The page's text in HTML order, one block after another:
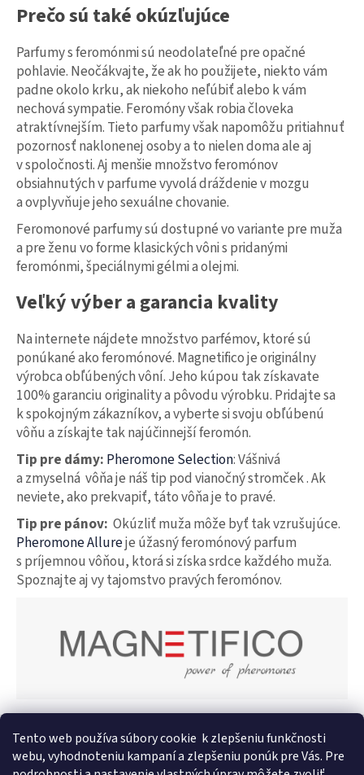
Tento web používa súbory cookie k zlepšeniu funkčnosti
webu, vyhodnoteniu kampaní a zlepšeniu ponúk pre Vás. Pre
Prečo sú také okúzľujúce
Parfumy s feromónmi sú neodolateľné pre opačné
pohlavie. Neočákvajte, že ak ho použijete, niekto vám
padne okolo krku, ak niekoho neľúbiť alebo k vám
nechová sympatie. Feromóny však robia človeka
atraktívnejším. Tieto parfumy však napomôžu pritiahnuť
pozornosť naklonenej osoby a to nielen doma ale aj
v spoločnosti. Aj menšie množstvo feromónov
obsiahnutých v parfume vyvolá dráždenie v mozgu
a ovplyvňuje jeho sexuálne chovanie.
Feromonové parfumy sú dostupné vo variante pre muža
a pre ženu vo forme klasických vôni s pridanými
feromónmi, špeciálnymi gélmi a olejmi.
Veľký výber a garancia kvality
Na internete nájdete množstvo parfémov, ktoré sú
ponúkané ako feromónové. Magnetifico je originálny
výrobca obľúbených vôní. Jeho kúpou tak získavate
100% garanciu originality a pôvodu výrobku. Pridajte sa
k spokojným zákazníkov, a vyberte si svoju obľúbenú
vôňu a získajte tak najúčinnejší feromón.
Tip pre dámy: Pheromone Selection: Vášnivá
a zmyselná vôňa je náš tip pod vianočný stromček . Ak
neviete, ako prekvapiť, táto vôňa je to pravé.
Tip pre pánov: Okúzliť muža môže byť tak vzrušujúce.
Pheromone Allureje úžasný feromónový parfum
s príjemnou vôňou, ktorá si získa srdce každého muža.
Spoznajte aj vy tajomstvo pravých feromónov.
r
č
a
m
e
FEROMONY
MAGNETIFICO
PHEROMONE
SEDUCTION
PRE
MUŽOV
€32,99
Z
IntímneNákupy.sk Afrodiziakálne sviečky Feromony
Bezpečnostné prehlásenie k výživovým doplnkom a